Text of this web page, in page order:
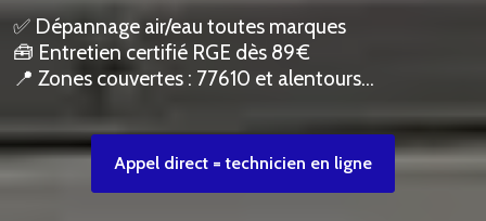
✅ Dépannage air/eau toutes marques
🧰 Entretien certifié RGE dès 89 €
📍 Zones couvertes : 77610 et alentours…
Appel direct = technicien en ligne